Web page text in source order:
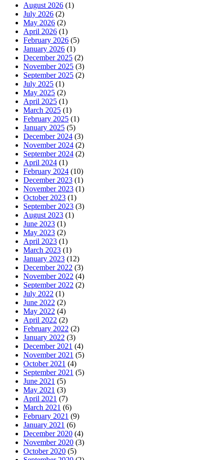
August 2026 (1)
July 2026 (2)
May 2026 (2)
April 2026 (1)
February 2026 (5)
January 2026 (1)
December 2025 (2)
November 2025 (3)
September 2025 (2)
July 2025 (1)
May 2025 (2)
April 2025 (1)
March 2025 (1)
February 2025 (1)
January 2025 (5)
December 2024 (3)
November 2024 (2)
September 2024 (2)
April 2024 (1)
February 2024 (10)
December 2023 (1)
November 2023 (1)
October 2023 (1)
September 2023 (3)
August 2023 (1)
June 2023 (1)
May 2023 (2)
April 2023 (1)
March 2023 (1)
January 2023 (12)
December 2022 (3)
November 2022 (4)
September 2022 (2)
July 2022 (1)
June 2022 (2)
May 2022 (4)
April 2022 (2)
February 2022 (2)
January 2022 (3)
December 2021 (4)
November 2021 (5)
October 2021 (4)
September 2021 (5)
June 2021 (5)
May 2021 (3)
April 2021 (7)
March 2021 (6)
February 2021 (9)
January 2021 (6)
December 2020 (4)
November 2020 (3)
October 2020 (5)